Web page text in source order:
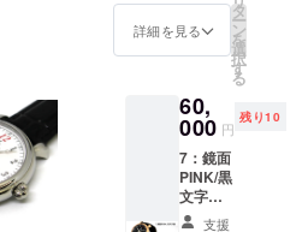
ド色.ピ
ンク
材：時
計本体/
ティー
ル
キャリ
ング
ケース/
合皮 ・
カラー
・商品
サイ
ｃｍ
（リュ
ーズ含
まず）×
厚み1ｃ
ｍ×ラグ
幅2.2ｃ
ス、ダ
イアル
トラッ
プ
４．製
作マ
ニュア
ル
巻き時
計組立
てキッ
内容
１．必
要な工
具一
式
２.
詳細を見る
タ
ー
ン
を
選
択
す
る
60,
000 円
残り10
7：鏡面
PINK/黒
文字盤
【定価
支援